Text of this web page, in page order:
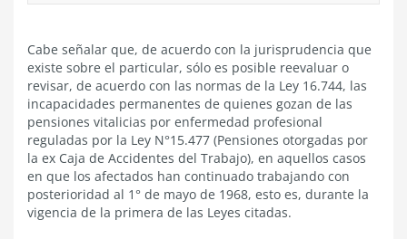
Cabe señalar que, de acuerdo con la jurisprudencia que
existe sobre el particular, sólo es posible reevaluar o
revisar, de acuerdo con las normas de la Ley 16.744, las
incapacidades permanentes de quienes gozan de las
pensiones vitalicias por enfermedad profesional
reguladas por la Ley N°15.477 (Pensiones otorgadas por
la ex Caja de Accidentes del Trabajo), en aquellos casos
en que los afectados han continuado trabajando con
posterioridad al 1° de mayo de 1968, esto es, durante la
vigencia de la primera de las Leyes citadas.